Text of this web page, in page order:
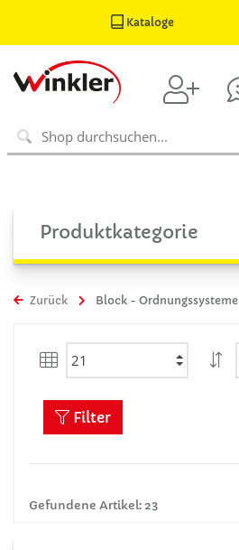
Kataloge
Produktkategorie
Zurück Block - Ordnungssysteme
Gefundene Artikel: 23
Filter